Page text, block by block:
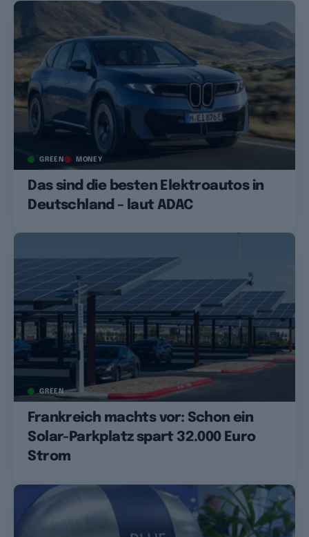
GREEN MONEY
Das sind die besten Elektroautos in
Deutschland – laut ADAC
GREEN
Frankreich machts vor: Schon ein
Solar-Parkplatz spart 32.000 Euro
Strom